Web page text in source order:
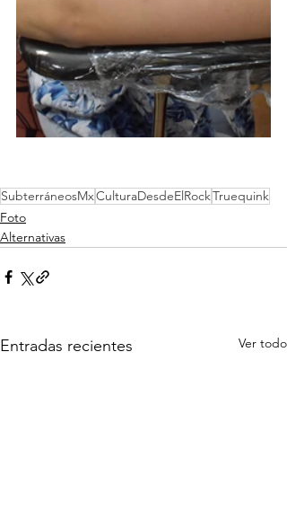
SubterráneosMxCulturaDesdeElRockTruequink
Foto
Alternativas
Entradas recientes Ver todo